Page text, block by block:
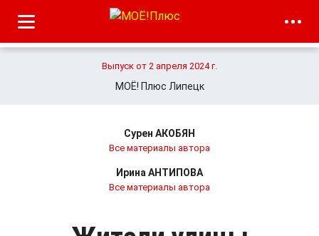
Выпуск от 2 апреля 2024 г.
МОЁ! Плюс Липецк
Сурен АКОБЯН
Все материалы автора
Ирина АНТИПОВА
Все материалы автора